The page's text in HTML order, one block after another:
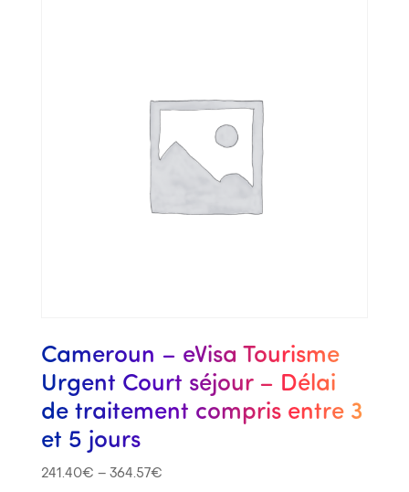
Cameroun – eVisa Tourisme
Urgent Court séjour – Délai
de traitement compris entre 3
et 5 jours
241.40€ – 364.57€